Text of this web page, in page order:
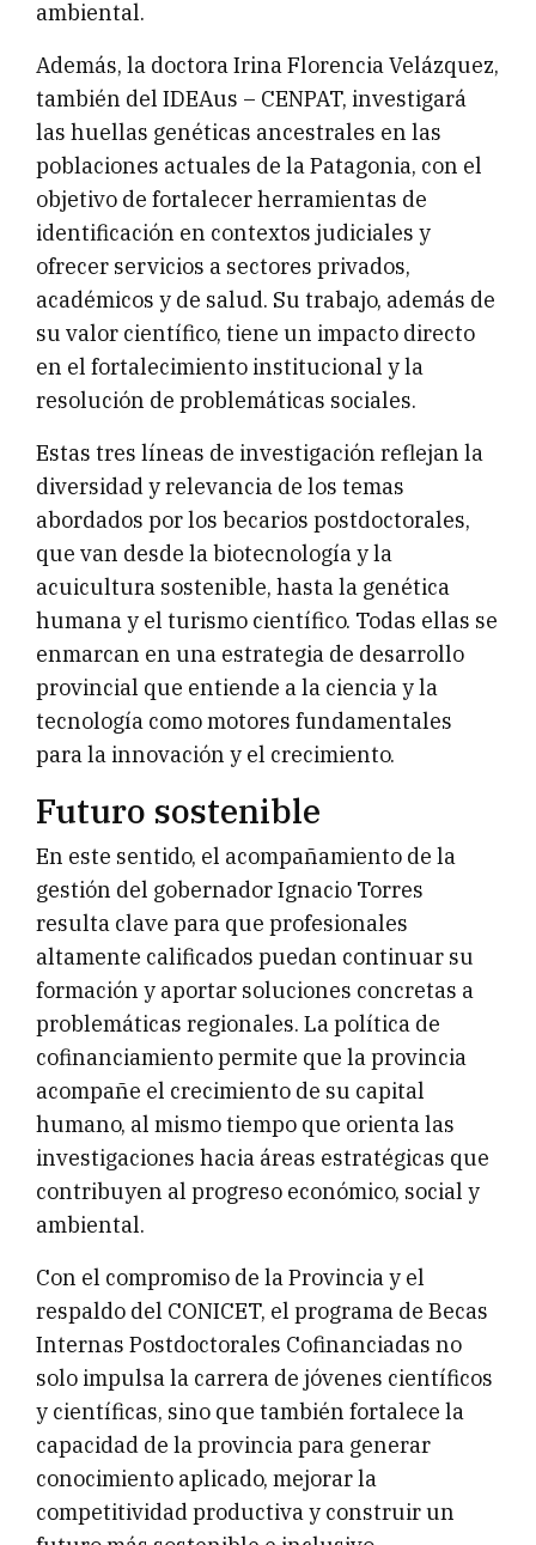
ambiental.
Además, la doctora Irina Florencia Velázquez,
también del IDEAus – CENPAT, investigará
las huellas genéticas ancestrales en las
poblaciones actuales de la Patagonia, con el
objetivo de fortalecer herramientas de
identificación en contextos judiciales y
ofrecer servicios a sectores privados,
académicos y de salud. Su trabajo, además de
su valor científico, tiene un impacto directo
en el fortalecimiento institucional y la
resolución de problemáticas sociales.
Estas tres líneas de investigación reflejan la
diversidad y relevancia de los temas
abordados por los becarios postdoctorales,
que van desde la biotecnología y la
acuicultura sostenible, hasta la genética
humana y el turismo científico. Todas ellas se
enmarcan en una estrategia de desarrollo
provincial que entiende a la ciencia y la
tecnología como motores fundamentales
para la innovación y el crecimiento.
Futuro sostenible
En este sentido, el acompañamiento de la
gestión del gobernador Ignacio Torres
resulta clave para que profesionales
altamente calificados puedan continuar su
formación y aportar soluciones concretas a
problemáticas regionales. La política de
cofinanciamiento permite que la provincia
acompañe el crecimiento de su capital
humano, al mismo tiempo que orienta las
investigaciones hacia áreas estratégicas que
contribuyen al progreso económico, social y
ambiental.
Con el compromiso de la Provincia y el
respaldo del CONICET, el programa de Becas
Internas Postdoctorales Cofinanciadas no
solo impulsa la carrera de jóvenes científicos
y científicas, sino que también fortalece la
capacidad de la provincia para generar
conocimiento aplicado, mejorar la
competitividad productiva y construir un